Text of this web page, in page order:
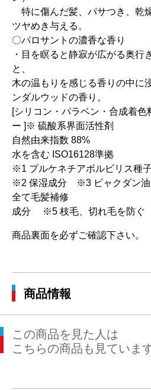
特に傷んだ髪、パサつき、乾
ツヤめき与える。
〇パロサントの濃香な香り
・目を瞑ると静寂が広がる奥行
と、
木の温もりを感じる香りの中に
ンダルウッドの香り。
[シリコン・パラベン・合成着
ー ]※ 硫酸系界面活性剤
自然由来指数 88%
水を含む ISO16128準拠
※1 プルケネチアボルビリス種
※2 保湿成分 ※3 ビャクダン油
全て毛髪補修
成分 ※5 枝毛、切れ毛を防ぐ
商品裏面を必ずご確認下さい。
商品情報
この商品を見た人は
こちらの商品も見ていま